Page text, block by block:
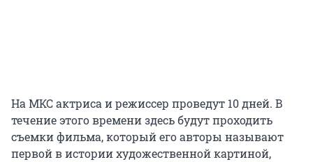
На МКС актриса и режиссер проведут 10 дней. В
течение этого времени здесь будут проходить
съемки фильма, который его авторы называют
первой в истории художественной картиной,